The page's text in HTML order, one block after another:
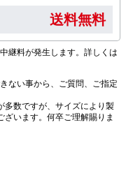
送料無料
継料が発生します。詳しくは
ない事から、ご質問、ご指定
多数ですが、サイズにより製
います。何卒ご理解賜りま